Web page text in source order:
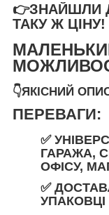
👉ЗНАЙШЛИ
ТАКУ Ж ЦІНУ!
👇ЯКІСНИЙ
ПЕРЕВАГИ:
✅
ГАРАЖА,
ОФІСУ,
✅
УПАКОВЦІ